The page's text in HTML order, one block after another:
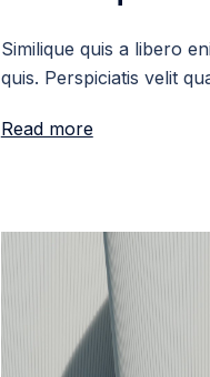
Similique quis a libero
quis. Perspiciatis velit
Read more